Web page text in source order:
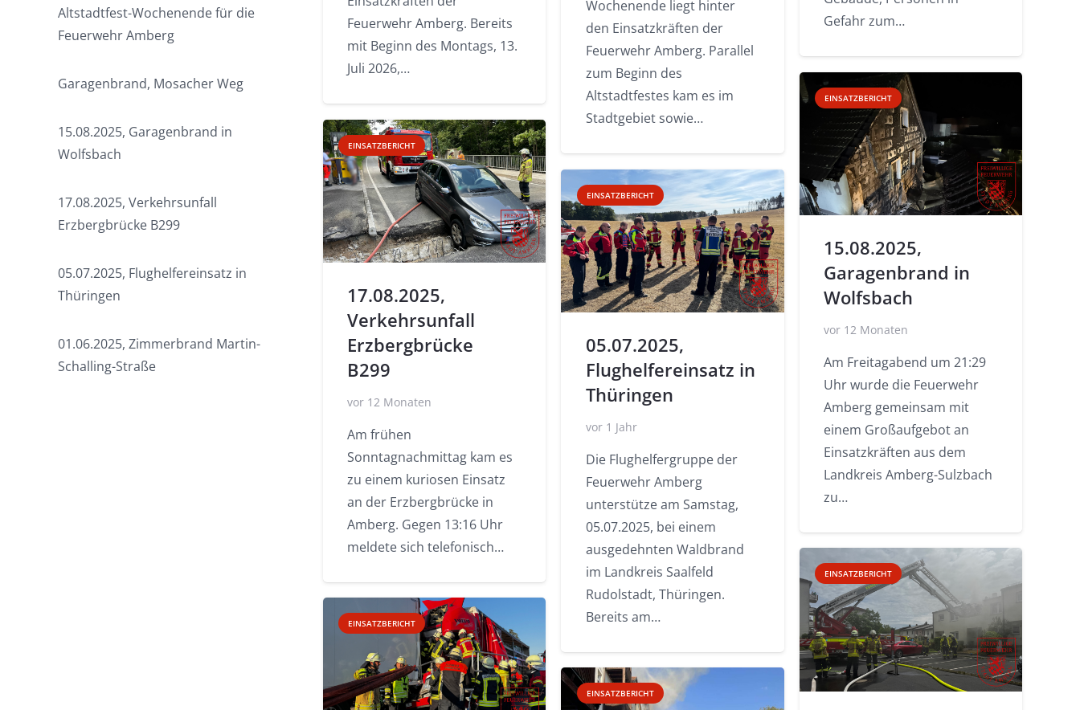
Feuerwehr Amberg. Bereits
mit Beginn des Montags, 13.
Juli 2026,…
Wochenende liegt hinter
den Einsatzkräften der
Feuerwehr Amberg. Parallel
zum Beginn des
Altstadtfestes kam es im
Stadtgebiet sowie…
Gefahr zum…
EINSATZBERICHT
15.08.2025,
Garagenbrand in
Wolfsbach
vor 12 Monaten
Am Freitagabend um 21:29
Uhr wurde die Feuerwehr
Amberg gemeinsam mit
einem Großaufgebot an
Einsatzkräften aus dem
Landkreis Amberg-Sulzbach
zu…
EINSATZBERICHT
17.08.2025,
Verkehrsunfall
Erzbergbrücke
B299
vor 12 Monaten
Am frühen
Sonntagnachmittag kam es
zu einem kuriosen Einsatz
an der Erzbergbrücke in
Amberg. Gegen 13:16 Uhr
meldete sich telefonisch…
EINSATZBERICHT
05.07.2025,
Flughelfereinsatz in
Thüringen
vor 1 Jahr
Die Flughelfergruppe der
Feuerwehr Amberg
unterstütze am Samstag,
05.07.2025, bei einem
ausgedehnten Waldbrand
im Landkreis Saalfeld
Rudolstadt, Thüringen.
Bereits am…
EINSATZBERICHT
EINSATZBERICHT
EINSATZBERICHT
Altstadtfest-Wochenende für die
Feuerwehr Amberg
Garagenbrand, Mosacher Weg
15.08.2025, Garagenbrand in
Wolfsbach
17.08.2025, Verkehrsunfall
Erzbergbrücke B299
05.07.2025, Flughelfereinsatz in
Thüringen
01.06.2025, Zimmerbrand Martin-
Schalling-Straße